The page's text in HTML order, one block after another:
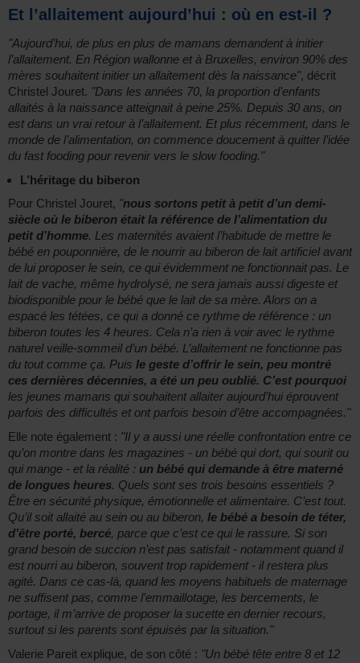
Et l’allaitement aujourd’hui : où en est-il ?
"Aujourd’hui, de plus en plus de mamans demandent à initier
l’allaitement. En Région wallonne et à Bruxelles, environ 90% des
mères souhaitent initier un allaitement dès la naissance", décrit
Christel Jouret. "Dans les années 70, la proportion d’enfants
allaités à la naissance atteignait à peine 25%. Depuis 30 ans, on
est dans un vrai retour à l’allaitement. Et plus récemment, dans le
monde de l’alimentation, on commence doucement à quitter l’idée
du fast fooding pour revenir vers le slow fooding."
L’héritage du biberon
Pour Christel Jouret, "nous sortons petit à petit d’un demi-
siècle où le biberon était la référence de l’alimentation du
petit d’homme. Les maternités avaient l’habitude de mettre le
bébé en pouponnière, de le nourrir au biberon de lait artificiel avant
de lui proposer le sein, ce qui évidemment ne fonctionnait pas. Le
lait de vache, même hydrolysé, ne sera jamais aussi digeste et
biodisponible pour le bébé que le lait de sa mère. Alors on a
espacé les tétées, ce qui a donné ce rythme de référence : un
biberon toutes les 4 heures. Cela n’a rien à voir avec le rythme
naturel veille-sommeil d’un bébé. L’allaitement ne fonctionne pas
du tout comme ça. Puis le geste d’offrir le sein, peu montré
ces dernières décennies, a été un peu oublié. C’est pourquoi
les jeunes mamans qui souhaitent allaiter aujourd’hui éprouvent
parfois des difficultés et ont parfois besoin d’être accompagnées."
Elle note également : "Il y a aussi une réelle confrontation entre ce
qu’on montre dans les magazines - un bébé qui dort, qui sourit ou
qui mange - et la réalité : un bébé qui demande à être materné
de longues heures. Quels sont ses trois besoins essentiels ?
Être en sécurité physique, émotionnelle et alimentaire. C’est tout.
Qu’il soit allaité au sein ou au biberon, le bébé a besoin de téter,
d’être porté, bercé, parce que c’est ce qui le rassure. Si son
grand besoin de succion n’est pas satisfait - notamment quand il
est nourri au biberon, souvent trop rapidement - il restera plus
agité. Dans ce cas-là, quand les moyens habituels de maternage
ne suffisent pas, comme l’emmaillotage, les bercements, le
portage, il m’arrive de proposer la sucette en dernier recours,
surtout si les parents sont épuisés par la situation."
Valerie Pareit explique, de son côté : "Un bébé tête entre 8 et 12